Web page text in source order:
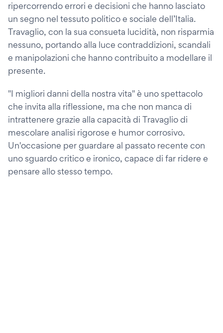
ripercorrendo errori e decisioni che hanno lasciato
un segno nel tessuto politico e sociale dell’Italia.
Travaglio, con la sua consueta lucidità, non risparmia
nessuno, portando alla luce contraddizioni, scandali
e manipolazioni che hanno contribuito a modellare il
presente.
"I migliori danni della nostra vita" è uno spettacolo
che invita alla riflessione, ma che non manca di
intrattenere grazie alla capacità di Travaglio di
mescolare analisi rigorose e humor corrosivo.
Un'occasione per guardare al passato recente con
uno sguardo critico e ironico, capace di far ridere e
pensare allo stesso tempo.